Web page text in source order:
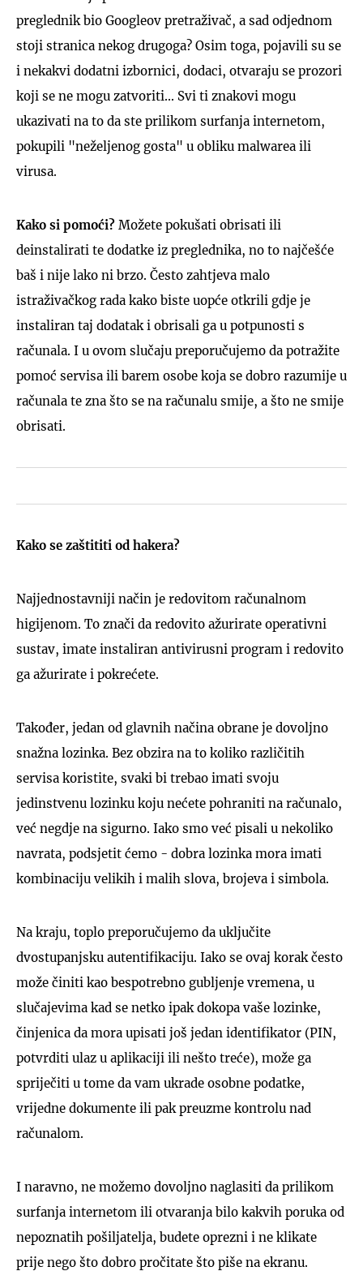
preglednik bio Googleov pretraživač, a sad odjednom
stoji stranica nekog drugoga? Osim toga, pojavili su se
i nekakvi dodatni izbornici, dodaci, otvaraju se prozori
koji se ne mogu zatvoriti... Svi ti znakovi mogu
ukazivati na to da ste prilikom surfanja internetom,
pokupili "neželjenog gosta" u obliku malwarea ili
virusa.
Kako si pomoći? Možete pokušati obrisati ili
deinstalirati te dodatke iz preglednika, no to najčešće
baš i nije lako ni brzo. Često zahtjeva malo
istraživačkog rada kako biste uopće otkrili gdje je
instaliran taj dodatak i obrisali ga u potpunosti s
računala. I u ovom slučaju preporučujemo da potražite
pomoć servisa ili barem osobe koja se dobro razumije u
računala te zna što se na računalu smije, a što ne smije
obrisati.
Kako se zaštititi od hakera?
Najjednostavniji način je redovitom računalnom
higijenom. To znači da redovito ažurirate operativni
sustav, imate instaliran antivirusni program i redovito
ga ažurirate i pokrećete.
Također, jedan od glavnih načina obrane je dovoljno
snažna lozinka. Bez obzira na to koliko različitih
servisa koristite, svaki bi trebao imati svoju
jedinstvenu lozinku koju nećete pohraniti na računalo,
već negdje na sigurno. Iako smo već pisali u nekoliko
navrata, podsjetit ćemo - dobra lozinka mora imati
kombinaciju velikih i malih slova, brojeva i simbola.
Na kraju, toplo preporučujemo da uključite
dvostupanjsku autentifikaciju. Iako se ovaj korak često
može činiti kao bespotrebno gubljenje vremena, u
slučajevima kad se netko ipak dokopa vaše lozinke,
činjenica da mora upisati još jedan identifikator (PIN,
potvrditi ulaz u aplikaciji ili nešto treće), može ga
spriječiti u tome da vam ukrade osobne podatke,
vrijedne dokumente ili pak preuzme kontrolu nad
računalom.
I naravno, ne možemo dovoljno naglasiti da prilikom
surfanja internetom ili otvaranja bilo kakvih poruka od
nepoznatih pošiljatelja, budete oprezni i ne klikate
prije nego što dobro pročitate što piše na ekranu.